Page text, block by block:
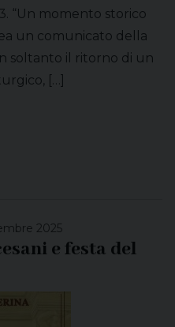
“Un momento storico
un comunicato della
soltanto il ritorno di un
[…]
2025
e festa del